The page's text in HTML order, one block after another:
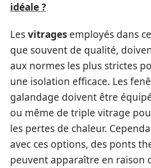
idéale ?
Lesvitrages employés dans
que souvent de qualité,
aux normes les plus strictes
une isolation efficace. Les
galandage doivent être
ou même de triple vitrage
les pertes de chaleur.
avec ces options, des ponts
peuvent apparaître en raison